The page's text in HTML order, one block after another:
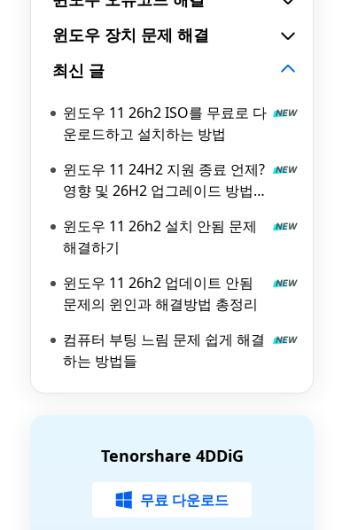
윈도우 장치 문제 해결
최신 글
윈도우 11 26h2 ISO를 무료로 다
운로드하고 설치하는 방법
윈도우 11 24H2 지원 종료 언제?
영향 및 26H2 업그레이드 방법
윈도우 11 26h2 설치 안됨 문제
해결하기
윈도우 11 26h2 업데이트 안됨
문제의 윈인과 해결방법 총정리
컴퓨터 부팅 느림 문제 쉽게 해결
하는 방법들
Tenorshare 4DDiG
무료 다운로드